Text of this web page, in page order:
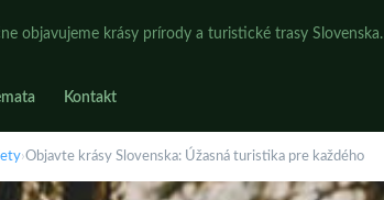
objavujeme krásy prírody a turistické trasy Slovenska.
Kontakt
›Objavte krásy Slovenska: Úžasná turistika pre každého